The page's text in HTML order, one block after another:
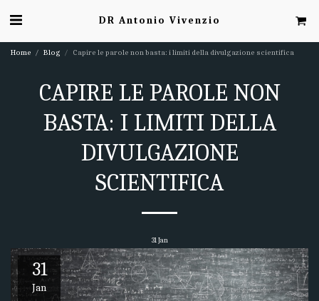
DR Antonio Vivenzio
Home Blog Capire le parole non basta: i limiti della divulgazione scientifica
CAPIRE LE PAROLE NON
BASTA: I LIMITI DELLA
DIVULGAZIONE
SCIENTIFICA
31 Jan
31
Jan